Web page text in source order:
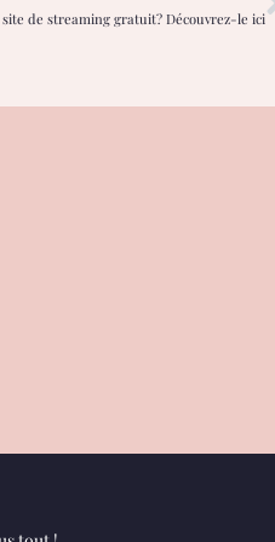
de streaming gratuit? Découvrez-le ici